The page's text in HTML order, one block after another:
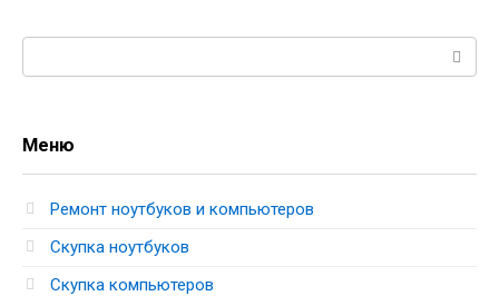
Поиск:
Меню
Ремонт ноутбуков и компьютеров
Скупка ноутбуков
Скупка компьютеров